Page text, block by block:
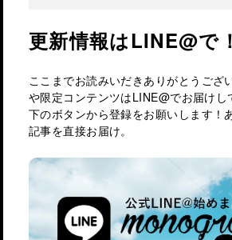
更新情報はLINE@で！
ここまでお読みいだきありがとうござ
や限定コンテンツはLINE@でお届けし
下のボタンから登録をお願いします！
記事を直接お届け。